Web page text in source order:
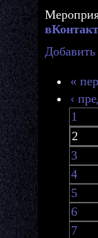
«
‹
1
2
3
4
5
6
7